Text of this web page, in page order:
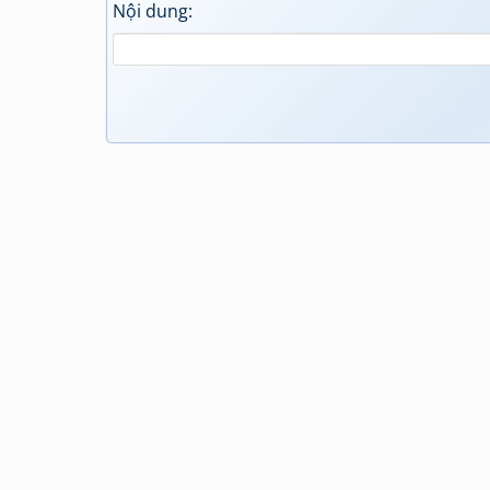
Nội dung: